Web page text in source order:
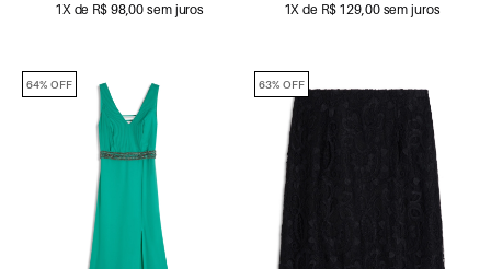
1X de R$ 98,00 sem juros 1X de R$ 129,00 sem juros
64% OFF 63% OFF